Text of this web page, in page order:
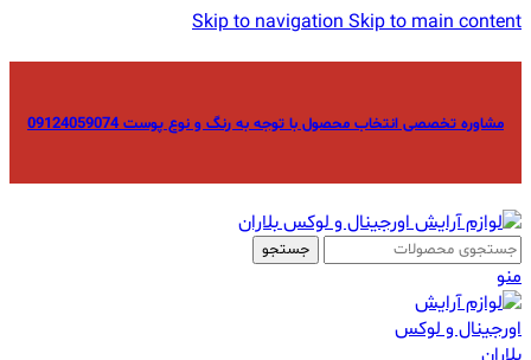
Skip to navigationSkip to main content
مشاوره تخصصی انتخاب محصول با توجه به رنگ و نوع پوست 09124059074
جستجو
منو